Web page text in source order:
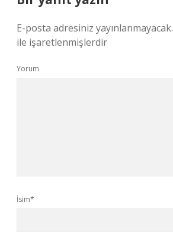
E-posta adresiniz yayınlanmayacak.
ile işaretlenmişlerdir
Yorum
İsim*